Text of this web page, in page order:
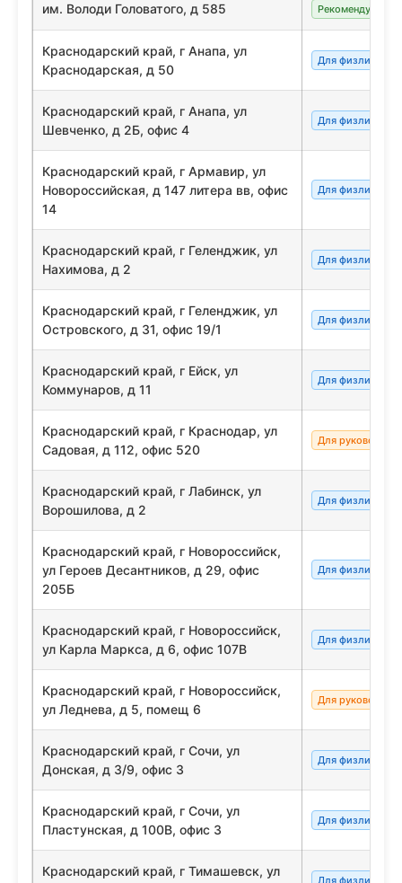
им. Володи Головатого, д 585
Рекомендуемый
Краснодарский край, г Анапа, ул
Краснодарская, д 50
Для физлиц/
Краснодарский край, г Анапа, ул
Шевченко, д 2Б, офис 4
Для физлиц/
Краснодарский край, г Армавир, ул
Новороссийская, д 147 литера вв, офис
14
Для физлиц/
Краснодарский край, г Геленджик, ул
Нахимова, д 2
Для физлиц/
Краснодарский край, г Геленджик, ул
Островского, д 31, офис 19/1
Для физлиц/
Краснодарский край, г Ейск, ул
Коммунаров, д 11
Для физлиц/
Краснодарский край, г Краснодар, ул
Садовая, д 112, офис 520
Для
Краснодарский край, г Лабинск, ул
Ворошилова, д 2
Для физлиц/
Краснодарский край, г Новороссийск,
ул Героев Десантников, д 29, офис
205Б
Для физлиц/
Краснодарский край, г Новороссийск,
ул Карла Маркса, д 6, офис 107В
Для физлиц/
Краснодарский край, г Новороссийск,
ул Леднева, д 5, помещ 6
Для
Краснодарский край, г Сочи, ул
Донская, д 3/9, офис 3
Для физлиц/
Краснодарский край, г Сочи, ул
Пластунская, д 100В, офис 3
Для физлиц/
Краснодарский край, г Тимашевск, ул
Для физлиц/